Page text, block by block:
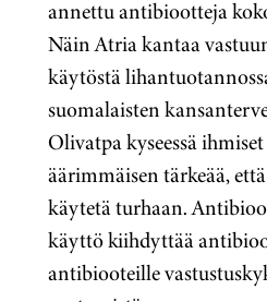
annettu antibiootteja
Näin Atria kantaa
käytöstä
suomalaisten
Olivatpa kyseessä
äärimmäisen tärkeää,
käytetä turhaan.
käyttö kiihdyttää
antibiooteille